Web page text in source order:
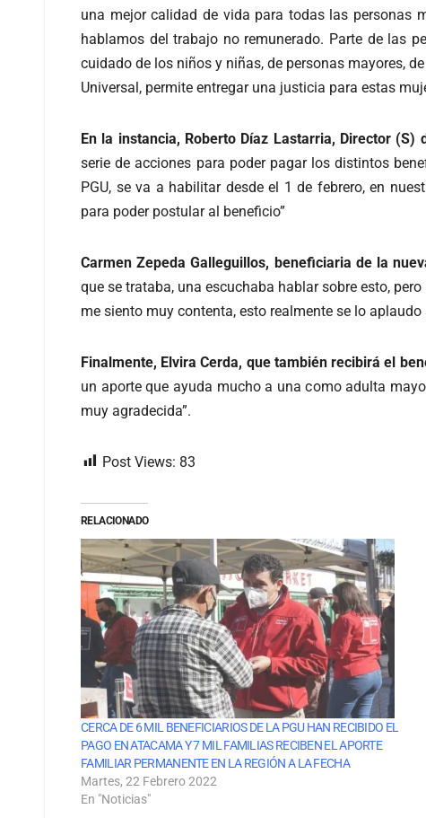
una mejor calidad de vida para todas las personas
hablamos del trabajo no remunerado. Parte de las
cuidado de los niños y niñas, de personas mayores,
Universal, permite entregar una justicia para estas
En la instancia, Roberto Díaz Lastarria, Director (S)
serie de acciones para poder pagar los distintos
PGU, se va a habilitar desde el 1 de febrero, en
para poder postular al beneficio”
Carmen Zepeda Galleguillos, beneficiaria de la
que se trataba, una escuchaba hablar sobre esto,
me siento muy contenta, esto realmente se lo
Finalmente, Elvira Cerda, que también recibirá el
un aporte que ayuda mucho a una como adulta
muy agradecida”.
Post Views: 83
RELACIONADO
CERCA DE 6 MIL BENEFICIARIOS DE LA PGU HAN RECIBIDO EL
PAGO EN ATACAMA Y 7 MIL FAMILIAS RECIBEN EL APORTE
FAMILIAR PERMANENTE EN LA REGIÓN A LA FECHA
Martes, 22 Febrero 2022
En "Noticias"